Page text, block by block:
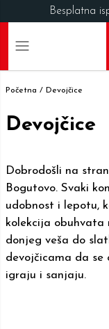
Besplatna
Početna / Devojčice
Devojčice
Dobrodošli na
Bogutovo. Svaki
udobnost i lepotu,
kolekcija obuhvata
donjeg veša do
devojčicama da se
igraju i sanjaju.